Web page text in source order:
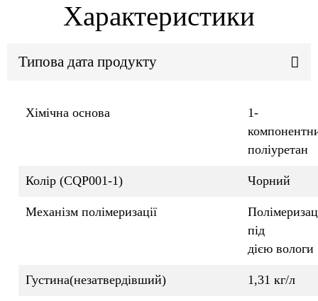
Характеристики
Типова дата продукту
Хімічна основа
1-
поліуретан
Колір (CQP001-1) Чорний
Механізм полімеризації
під
дією вологи
Густина(незатвердівший) 1,31 кг/л